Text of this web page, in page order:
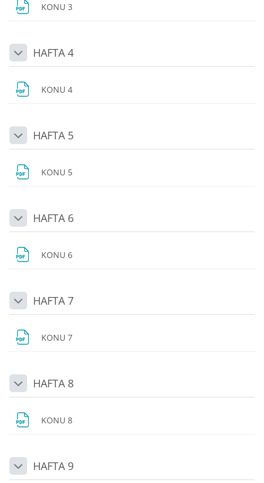
KONU 3
DaraltHAFTA 4
KONU 4
DaraltHAFTA 5
KONU 5
DaraltHAFTA 6
KONU 6
DaraltHAFTA 7
KONU 7
DaraltHAFTA 8
KONU 8
DaraltHAFTA 9